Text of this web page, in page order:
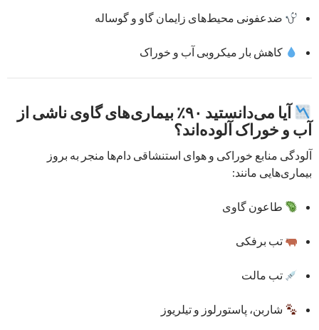
ضدعفونی محیط‌های زایمان گاو و گوساله
کاهش بار میکروبی آب و خوراک
آیا می‌دانستید ۹۰٪ بیماری‌های گاوی ناشی از
آب و خوراک آلوده‌اند؟
آلودگی منابع خوراکی و هوای استنشاقی دام‌ها منجر به بروز
بیماری‌هایی مانند:
طاعون گاوی
تب برفکی
تب مالت
شاربن، پاستورلوز و تیلریوز